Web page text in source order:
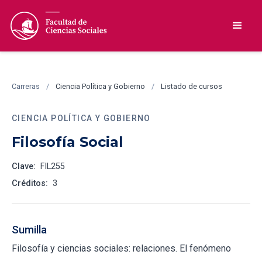
Carreras / Ciencia Política y Gobierno / Listado de cursos
CIENCIA POLÍTICA Y GOBIERNO
Filosofía Social
Clave:
FIL255
Créditos: 3
Sumilla
Filosofía y ciencias sociales: relaciones. El fenómeno